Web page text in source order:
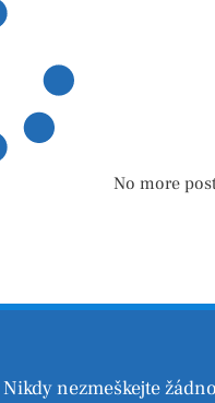
No more
Nikdy nezmeškejte